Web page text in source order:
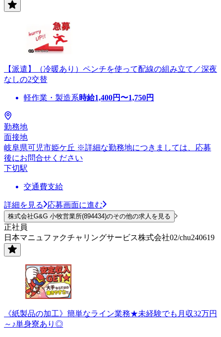
【派遣】（冷暖あり）ペンチを使って配線の組み立て／深夜
なしの2交替
軽作業・製造系時給1,400円〜1,750円
勤務地
面接地
岐阜県可児市姫ケ丘 ※詳細な勤務地につきましては、応募
後にお問合せください
下切駅
交通費支給
詳細を見る 応募画面に進む
株式会社G&G 小牧営業所(894434)のその他の求人を見る
正社員
日本マニュファクチャリングサービス株式会社02/chu240619
《紙製品の加工》簡単なライン業務★未経験でも月収32万円
～♪単身寮あり◎